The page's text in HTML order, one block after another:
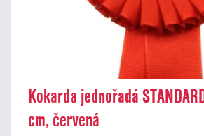
Kokarda jednořadá
cm, červená